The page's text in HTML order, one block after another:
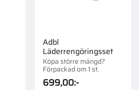
Adbl
Läderrengöringsset
Köpa större mängd?
Förpackad om 1 st.
699,00:-